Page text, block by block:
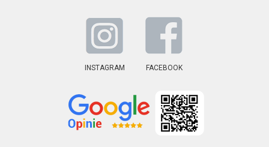
INSTAGRAM FACEBOOK